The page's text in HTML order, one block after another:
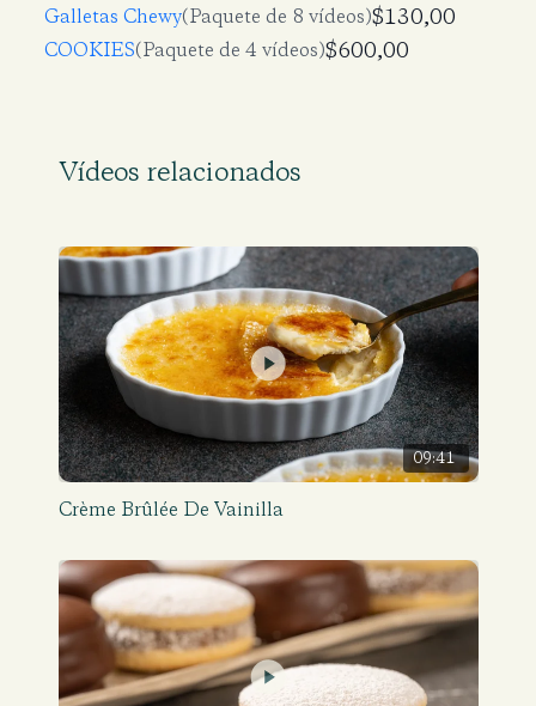
Galletas Chewy(Paquete de 8 vídeos)$130,00
COOKIES(Paquete de 4 vídeos)$600,00
Vídeos relacionados
09:41
Crème Brûlée De Vainilla